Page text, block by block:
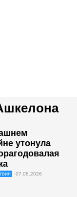
утонула
07.08.2026